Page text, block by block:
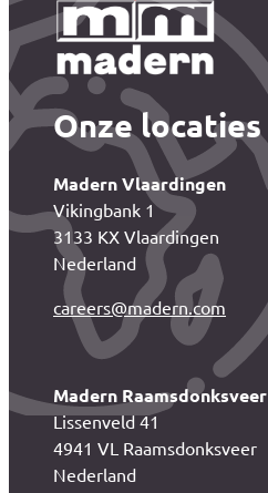
Onze locaties
Madern Vlaardingen
Vikingbank 1
3133 KX Vlaardingen
Nederland
careers@madern.com
Madern Raamsdonksveer
Lissenveld 41
4941 VL Raamsdonksveer
Nederland